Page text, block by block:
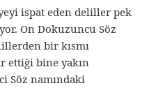
ispat eden deliller pek
On Dokuzuncu Söz
bir kısmı
ettiği bine yakın
Söz namındaki